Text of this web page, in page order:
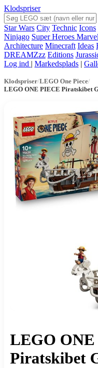
Klodspriser
Star Wars City Technic Icons
Ninjago Super Heroes Marvel
Architecture Minecraft Ideas
DREAMZzz Editions
Log ind | Markedsplads |
Klodspriser/LEGO One Piece/
LEGO ONE PIECE Piratskibet
LEGO
Piratskibet